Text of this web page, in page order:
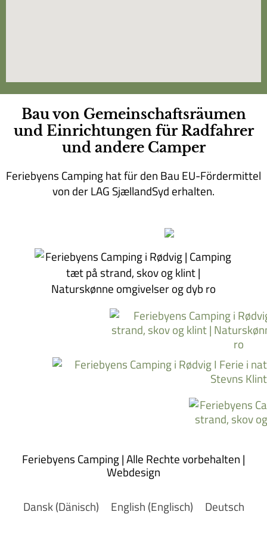
Bau von Gemeinschaftsräumen
und Einrichtungen für Radfahrer
und andere Camper
Feriebyens Camping hat für den Bau EU-Fördermittel
von der LAG SjællandSyd erhalten.
Feriebyens Camping | Alle Rechte vorbehalten |
Webdesign
Dansk(Dänisch) English (Englisch) Deutsch